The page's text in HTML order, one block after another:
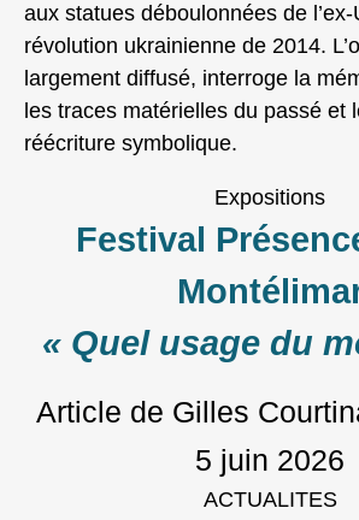
aux statues déboulonnées de
révolution ukrainienne de 2014.
largement diffusé, interroge la
les traces matérielles du passé et
réécriture symbolique.
Expositions
Festival
« Quel usage du
Article de Gilles
5 juin 2026
ACTUALITES